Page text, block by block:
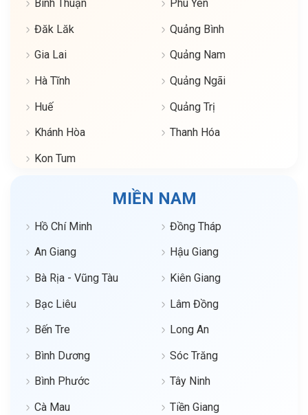
Bình Thuận
Đăk Lăk
Gia Lai
Hà Tĩnh
Huế
Khánh Hòa
Kon Tum
Phú Yên
Quảng Bình
Quảng Nam
Quảng Ngãi
Quảng Trị
Thanh Hóa
MIỀN NAM
Hồ Chí Minh
An Giang
Bà Rịa - Vũng Tàu
Bạc Liêu
Bến Tre
Bình Dương
Bình Phước
Cà Mau
Đồng Tháp
Hậu Giang
Kiên Giang
Lâm Đồng
Long An
Sóc Trăng
Tây Ninh
Tiền Giang